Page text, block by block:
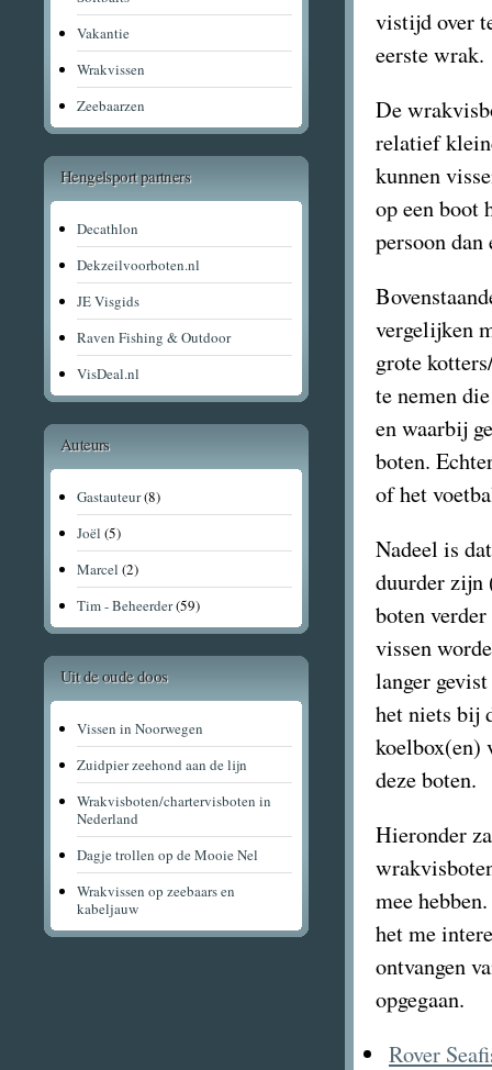
vistijd over
eerste wrak.
De
relatief
kunnen
op een boot
persoon dan
vergelijken
grote
te nemen
en waarbij
boten.
of het
Nadeel is
duurder zijn
boten
vissen
langer
het niets bij
koelbox(en)
deze boten.
Hieronder
mee
het me
ontvangen
opgegaan.
Rover
Vakantie
Wrakvissen
Zeebaarzen
Hengelsport partners
Decathlon
Dekzeilvoorboten.nl
JE Visgids
Raven Fishing & Outdoor
VisDeal.nl
Auteurs
Gastauteur(8)
Joël (5)
Marcel (2)
Tim - Beheerder(59)
Uit de oude doos
Vissen in Noorwegen
Zuidpier zeehond aan de lijn
Wrakvisboten/chartervisboten in
Nederland
Dagje trollen op de Mooie Nel
Wrakvissen op zeebaars en
kabeljauw